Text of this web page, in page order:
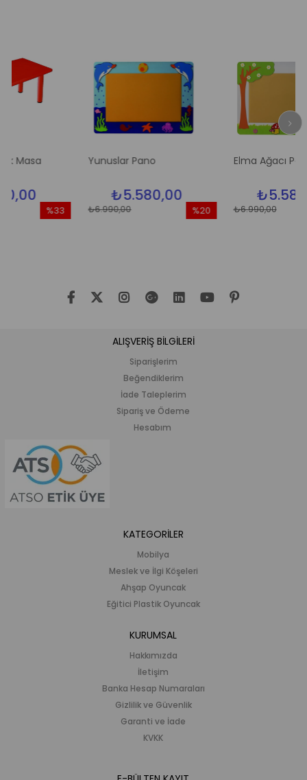
Yunuslar Pano
₺5.580,00
₺6.990,00
Elma Ağacı Pano
₺5.580,00
₺6.990,00
ALIŞVERİŞ BİLGİLERİ
Siparişlerim
Beğendiklerim
İade Taleplerim
Sipariş ve Ödeme
Hesabım
KATEGORİLER
Mobilya
Meslek ve İlgi Köşeleri
Ahşap Oyuncak
Eğitici Plastik Oyuncak
KURUMSAL
Hakkımızda
İletişim
Banka Hesap Numaraları
Gizlilik ve Güvenlik
Garanti ve İade
KVKK